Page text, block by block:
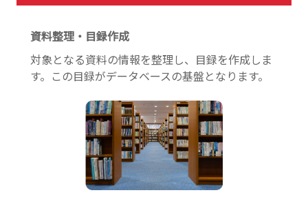
資料整理・目録作成
対象となる資料の情報を整理し、目録を作成しま
す。この目録がデータベースの基盤となります。